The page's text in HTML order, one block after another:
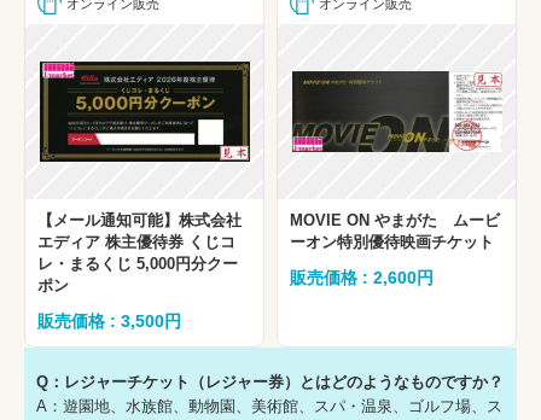
展望台・観覧車
ディズニー
劇団四季
その他
オンライン販売
【メール通知可能】株式会社
エディア 株主優待券 くじコ
レ・まるくじ 5,000円分クー
ポン
販売価格 : 3,500円
オンライン販売
MOVIE ON やまがた ムービ
ーオン特別優待映画チケット
販売価格 : 2,600円
Q：レジャーチケット（レジャー券）とはどのようなものですか？
A：遊園地、水族館、動物園、美術館、スパ・温泉、ゴルフ場、ス